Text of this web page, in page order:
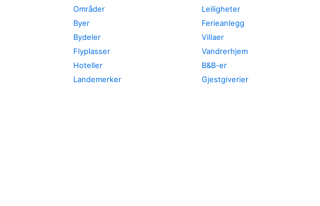
Områder
Byer
Bydeler
Flyplasser
Hoteller
Landemerker
Leiligheter
Ferieanlegg
Villaer
Vandrerhjem
B&B-er
Gjestgiverier